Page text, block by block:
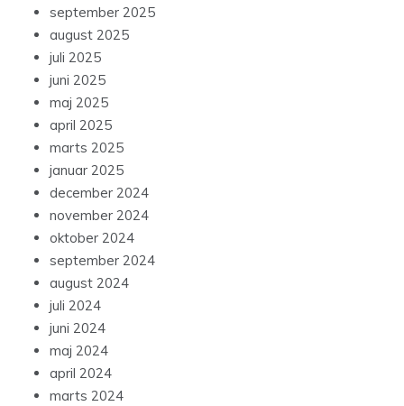
september 2025
august 2025
juli 2025
juni 2025
maj 2025
april 2025
marts 2025
januar 2025
december 2024
november 2024
oktober 2024
september 2024
august 2024
juli 2024
juni 2024
maj 2024
april 2024
marts 2024